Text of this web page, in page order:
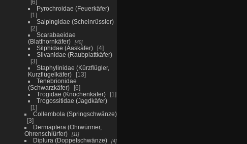
6
Pyrochroidae (Feuerkäfer)
1
Salpingidae (Scheinrüssler)
2
Scarabaeidae
(Blatthornkäfer)
40
Silphidae (Aaskäfer)
4
Silvanidae (Raubplattkäfer)
3
Staphylinidae (Kürzflügler,
Kurzflügelkäfer)
13
Tenebrionidae
(Schwarzkäfer)
6
Trogidae (Knochenkäfer)
1
Trogossitidae (Jagdkäfer)
1
Collembola (Springschwänze)
3
Dermaptera (Ohrwürmer,
Ohrenschlürfer)
11
Diplura (Doppelschwänze) 4